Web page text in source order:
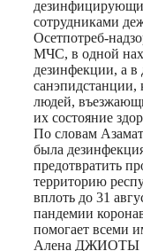
сотрудниками
Осетпотреб-
МЧС, в одной
дезинфекции, а в
санэпидстанции,
людей,
их состояние
По словам
была
предотвратить
территорию
вплоть до 31
пандемии
помогает всеми
Алена ДЖИОТЫ